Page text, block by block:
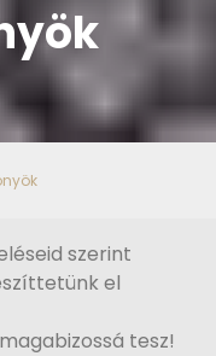
szerint
el
tesz!